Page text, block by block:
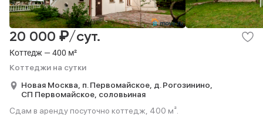
Коттедж — 400 м²
Коттеджи на сутки
20 000 ₽/сут.
Новая Москва, п. Первомайское, д. Рогозинино,
СП Первомайское, соловьиная
Сдам в аренду посуточно коттедж, 400 м².